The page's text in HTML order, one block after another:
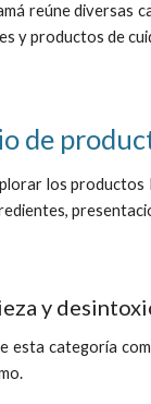
reúne diversas
y productos de
de
los productos
y
esta categoría